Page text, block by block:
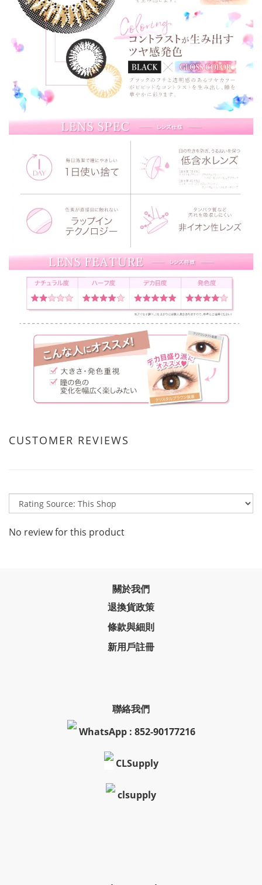
CUSTOMER REVIEWS
No review for this product
關於我們
退換貨政策
條款與細則
新用戶註冊
聯絡我們
WhatsApp : 852-90177216
CLSupply
clsupply